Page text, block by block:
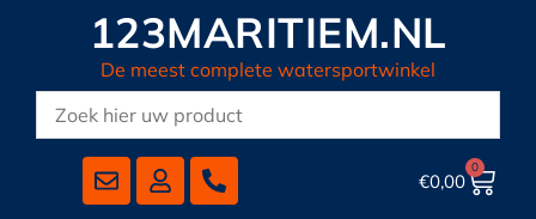
123MARITIEM.NL
De meest complete watersportwinkel
€0,00
0